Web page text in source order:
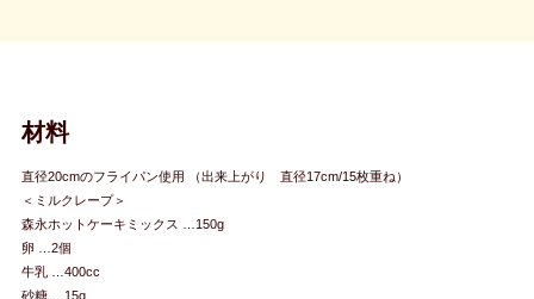
材料
直径20cmのフライパン使用 （出来上がり 直径17cm/15枚重ね）
＜ミルクレープ＞
森永ホットケーキミックス …150g
卵 …2個
牛乳 …400cc
砂糖 …15g